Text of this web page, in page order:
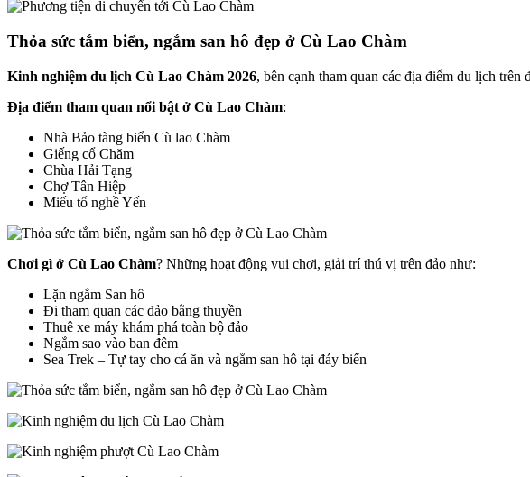
Thỏa sức tắm biển, ngắm san hô đẹp ở Cù Lao Chàm
Kinh nghiệm du lịch Cù Lao Chàm 2026, bên cạnh tham quan các địa điểm du lịch
Địa điểm tham quan nổi bật ở Cù Lao Chàm:
Nhà Bảo tàng biển Cù lao Chàm
Giếng cổ Chăm
Chùa Hải Tạng
Chợ Tân Hiệp
Miếu tổ nghề Yến
Chơi gì ở Cù Lao Chàm? Những hoạt động vui chơi, giải trí thú vị trên đảo như:
Lặn ngắm San hô
Đi tham quan các đảo bằng thuyền
Thuê xe máy khám phá toàn bộ đảo
Ngắm sao vào ban đêm
Sea Trek – Tự tay cho cá ăn và ngắm san hô tại đáy biển